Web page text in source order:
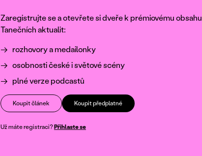
Zaregistrujte se a otevřete si dveře k prémiovému obsahu
Tanečních aktualit:
rozhovory a medailonky
osobnosti české i světové scény
plné verze podcastů
Koupit článek Koupit předplatné
Už máte registraci?Přihlaste se